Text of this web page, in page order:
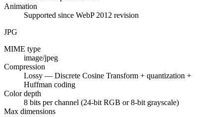
Animation
Supported since WebP 2012 revision
JPG
MIME type
image/jpeg
Compression
Lossy — Discrete Cosine Transform + quantization +
Huffman coding
Color depth
8 bits per channel (24-bit RGB or 8-bit grayscale)
Max dimensions